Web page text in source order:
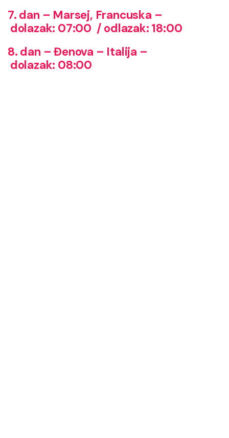
7. dan – Marsej, Francuska –
dolazak: 07:00 / odlazak: 18:00
8. dan – Đenova – Italija –
dolazak: 08:00